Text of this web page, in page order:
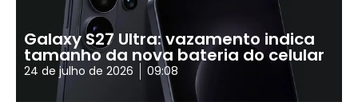
Galaxy S27 Ultra: vazamento indica
tamanho da nova bateria do celular
24 de julho de 2026 09:08